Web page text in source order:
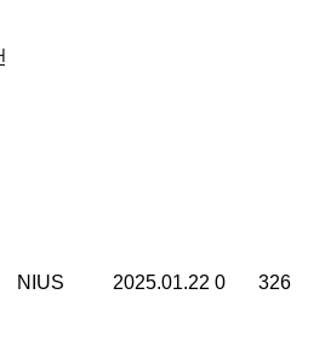
NIUS 2025.01.22 0 326